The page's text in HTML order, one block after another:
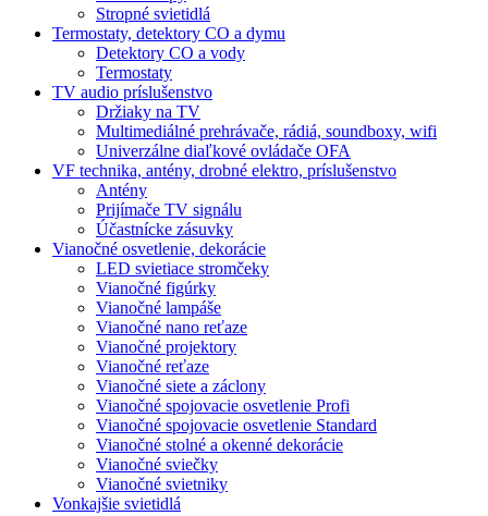
Stropné svietidlá
Termostaty, detektory CO a dymu
Detektory CO a vody
Termostaty
TV audio príslušenstvo
Držiaky na TV
Multimediálné prehrávače, rádiá, soundboxy, wifi
Univerzálne diaľkové ovládače OFA
VF technika, antény, drobné elektro, príslušenstvo
Antény
Prijímače TV signálu
Účastnícke zásuvky
Vianočné osvetlenie, dekorácie
LED svietiace stromčeky
Vianočné figúrky
Vianočné lampáše
Vianočné nano reťaze
Vianočné projektory
Vianočné reťaze
Vianočné siete a záclony
Vianočné spojovacie osvetlenie Profi
Vianočné spojovacie osvetlenie Standard
Vianočné stolné a okenné dekorácie
Vianočné sviečky
Vianočné svietniky
Vonkajšie svietidlá